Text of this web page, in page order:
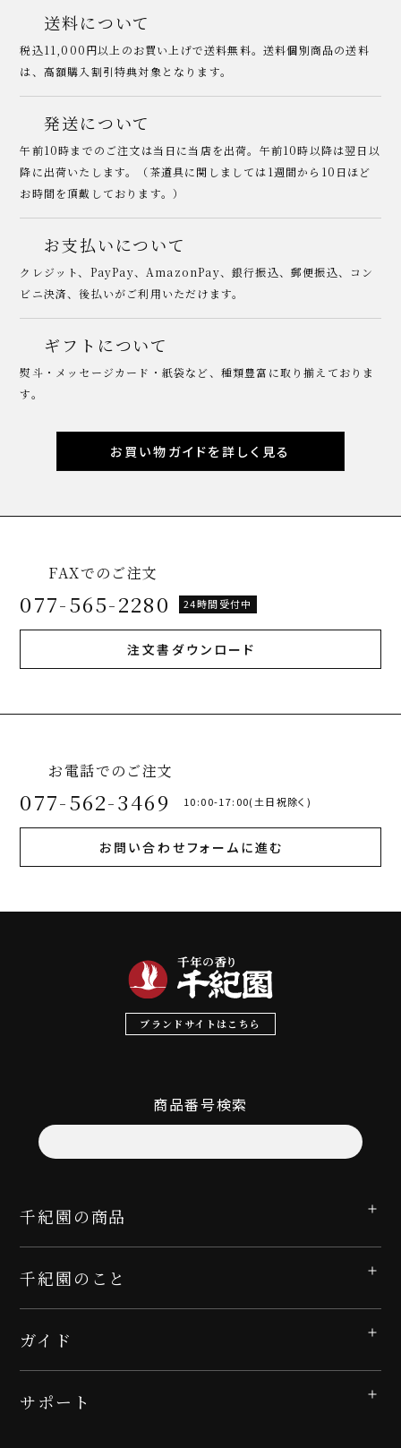
送料について
税込11,000円以上のお買い上げで送料無料。送料個別商品の送料
は、高額購入割引特典対象となります。
発送について
午前10時までのご注文は当日に当店を出荷。午前10時以降は翌日以
降に出荷いたします。（茶道具に関しましては1週間から10日ほど
お時間を頂戴しております。）
お支払いについて
クレジット、PayPay、AmazonPay、銀行振込、郵便振込、コン
ビニ決済、後払いがご利用いただけます。
ギフトについて
熨斗・メッセージカード・紙袋など、種類豊富に取り揃えておりま
す。
お買い物ガイドを詳しく見る
FAXでのご注文
077-565-2280 24時間受付中
注文書ダウンロード
お電話でのご注文
077-562-3469 10:00-17:00(土日祝除く)
お問い合わせフォームに進む
ブランドサイトはこちら
商品番号検索
千紀園の商品
千紀園のこと
ガイド
サポート